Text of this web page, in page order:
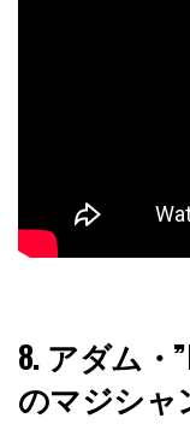
8.アダム・
のマジシャ